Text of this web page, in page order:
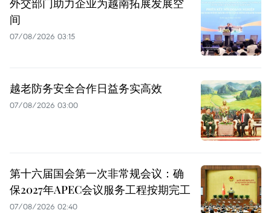
外交部门助力企业为越南拓展发展空
间
07/08/2026 03:15
越老防务安全合作日益务实高效
07/08/2026 03:00
第十六届国会第一次非常规会议：确
保2027年APEC会议服务工程按期完工
07/08/2026 02:40